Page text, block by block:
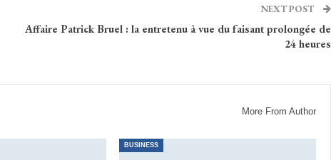
NEXT POST
Affaire Patrick Bruel : la entretenu à vue du faisant prolongée de
24 heures
More From Author
BUSINESS